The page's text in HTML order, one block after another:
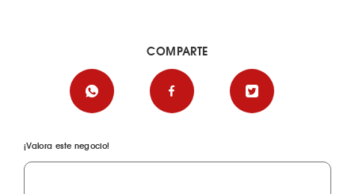
¡Valora este negocio!
COMPARTE